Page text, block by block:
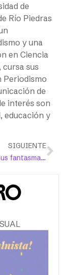
de
Río Piedras
y una
en Ciencia
sus
Periodismo
de
interés son
educación y
SIGUIENTE
Rima Brusi y sus fantasmas: a propósito de la “Escuela”